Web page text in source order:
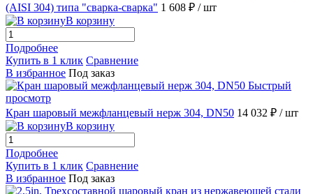
(AISI 304) типа "сварка-сварка" 1 608 ₽ / шт
В корзину
Подробнее
Купить в 1 клик Сравнение
В избранное Под заказ
Быстрый
просмотр
Кран шаровый межфланцевый нерж 304, DN50 14 032 ₽ / шт
В корзину
Подробнее
Купить в 1 клик Сравнение
В избранное Под заказ